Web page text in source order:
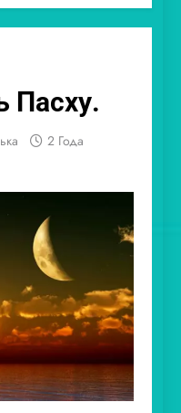
Пасху.
2 Года